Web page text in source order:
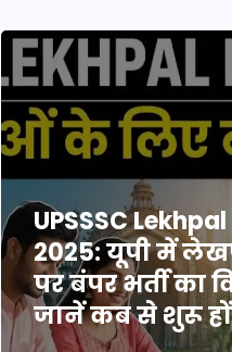
UPSSSC
2025: यूपी में
पर बंपर भर्ती का
जानें कब से शुरू